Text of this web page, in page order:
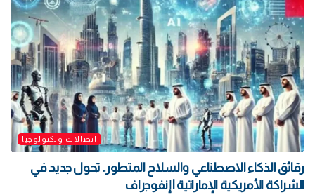
اتصالات وتكنولوجيا
رقائق الذكاء الاصطناعي والسلاح المتطور.. تحول جديد في
الشراكة الأمريكية الإماراتية | إنفوجراف